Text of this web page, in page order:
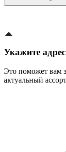
Укажите
Это поможет вам
актуальный